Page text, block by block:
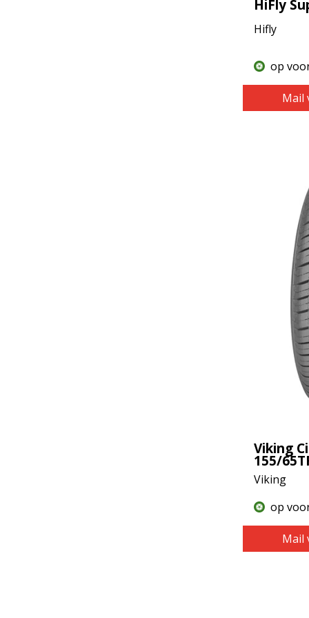
HiFly
Hifly
op
Mail
Viking
155/
Viking
op
Mail